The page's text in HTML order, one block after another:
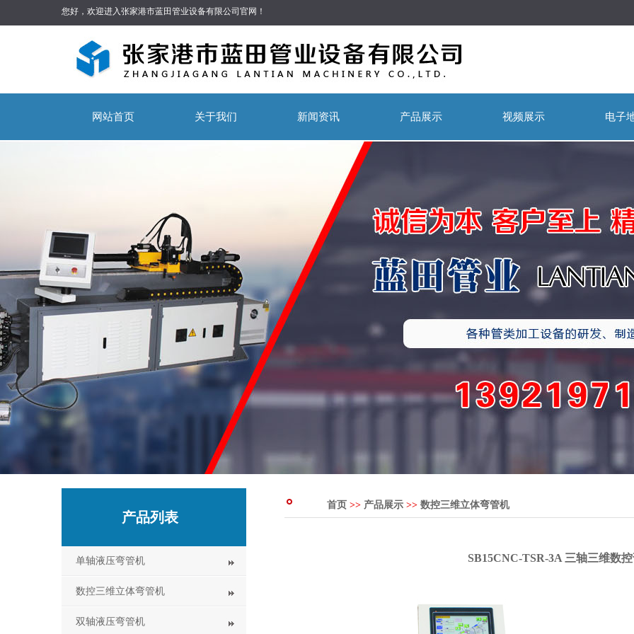
您好，欢迎进入张家港市蓝田管业设备有限公司官网！
网站首页 关于我们 新闻资讯 产品展示 视频展示 电子
产品列表
单轴液压弯管机
数控三维立体弯管机
双轴液压弯管机
首页 >> 产品展示 >> 数控三维立体弯管机
SB15CNC-TSR-3A 三轴三维数